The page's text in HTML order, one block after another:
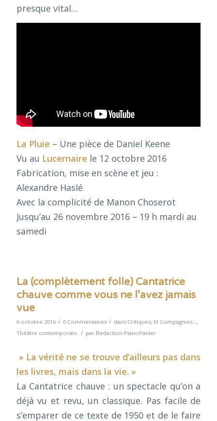
presque vital…
La Pluie – Une pièce de Daniel Keene
Vu au Lucernaire le 12 octobre 2016
Fabrication, mise en scène et jeu :
Alexandre Haslé
Avec la complicité de Manon Choserot
Jusqu’au 26 novembre 2016 – 19 h mardi au
samedi
La (complètement folle) Cantatrice
chauve comme vous ne l’avez jamais
vue
6 octobre 2016 / 0 Commentaires / dans Critiques, Et Compagnies... ,
Théâtre contemporain / par Redaction PianoPanier
» La vérité ne se trouve d’ailleurs pas dans
les livres, mais dans la vie. »
La Cantatrice chauve : un spectacle qu’on a
déjà vu et revu, un classique. Pas facile de
s’emparer de ce texte de 1950 et de le faire